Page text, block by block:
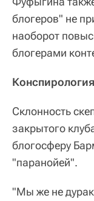
блогеров" не
наоборот
блогерами
Склонность
закрытого
блогосферу
"паранойей".
"Мы же не